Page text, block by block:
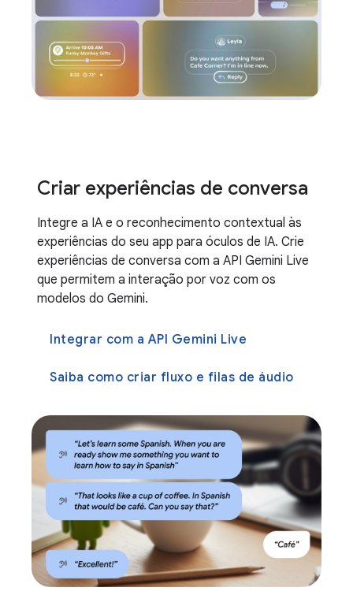
Criar experiências de conversa
Integre a IA e o reconhecimento contextual às
experiências do seu app para óculos de IA. Crie
experiências de conversa com a API Gemini Live
que permitem a interação por voz com os
modelos do Gemini.
Integrar com a API Gemini Live
Saiba como criar fluxo e filas de áudio